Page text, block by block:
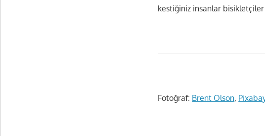
kestiğiniz insanlar bisikletçiler
Fotoğraf: Brent Olson,